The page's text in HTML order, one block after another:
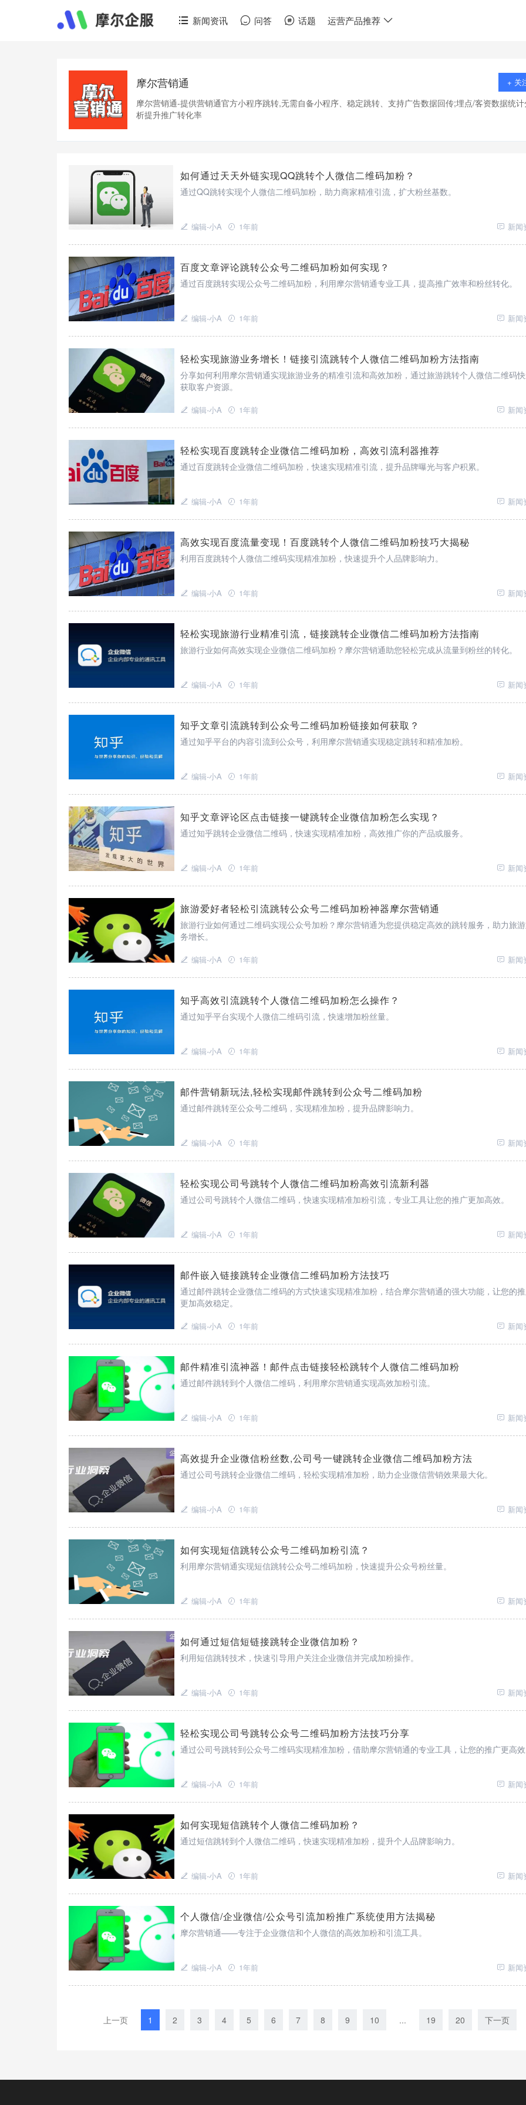
新闻资讯 问答 话题 运营产品推荐
摩尔营销通 + 关
摩尔营销通-提供营销通官方小程序跳转,无需自备小程序、稳定跳转、支持广告数据回传;埋点/客资数据统计
析提升推广转化率
如何通过天天外链实现QQ跳转个人微信二维码加粉？
通过QQ跳转实现个人微信二维码加粉，助力商家精准引流，扩大粉丝基数。
编辑-小A 1年前 新闻
百度文章评论跳转公众号二维码加粉如何实现？
通过百度跳转实现公众号二维码加粉，利用摩尔营销通专业工具，提高推广效率和粉丝转化。
编辑-小A 1年前 新闻
轻松实现旅游业务增长！链接引流跳转个人微信二维码加粉方法指南
分享如何利用摩尔营销通实现旅游业务的精准引流和高效加粉，通过旅游跳转个人微信二维码
获取客户资源。
编辑-小A 1年前 新闻
轻松实现百度跳转企业微信二维码加粉，高效引流利器推荐
通过百度跳转企业微信二维码加粉，快速实现精准引流，提升品牌曝光与客户积累。
编辑-小A 1年前 新闻
高效实现百度流量变现！百度跳转个人微信二维码加粉技巧大揭秘
利用百度跳转个人微信二维码实现精准加粉，快速提升个人品牌影响力。
编辑-小A 1年前 新闻
轻松实现旅游行业精准引流，链接跳转企业微信二维码加粉方法指南
旅游行业如何高效实现企业微信二维码加粉？摩尔营销通助您轻松完成从流量到粉丝的转化。
编辑-小A 1年前 新闻
知乎文章引流跳转到公众号二维码加粉链接如何获取？
通过知乎平台的内容引流到公众号，利用摩尔营销通实现稳定跳转和精准加粉。
编辑-小A 1年前 新闻
知乎文章评论区点击链接一键跳转企业微信加粉怎么实现？
通过知乎跳转企业微信二维码，快速实现精准加粉，高效推广你的产品或服务。
编辑-小A 1年前 新闻
旅游爱好者轻松引流跳转公众号二维码加粉神器摩尔营销通
旅游行业如何通过二维码实现公众号加粉？摩尔营销通为您提供稳定高效的跳转服务，助力旅
务增长。
编辑-小A 1年前 新闻
知乎高效引流跳转个人微信二维码加粉怎么操作？
通过知乎平台实现个人微信二维码引流，快速增加粉丝量。
编辑-小A 1年前 新闻
邮件营销新玩法,轻松实现邮件跳转到公众号二维码加粉
通过邮件跳转至公众号二维码，实现精准加粉，提升品牌影响力。
编辑-小A 1年前 新闻
轻松实现公司号跳转个人微信二维码加粉高效引流新利器
通过公司号跳转个人微信二维码，快速实现精准加粉引流，专业工具让您的推广更加高效。
编辑-小A 1年前 新闻
邮件嵌入链接跳转企业微信二维码加粉方法技巧
通过邮件跳转企业微信二维码的方式快速实现精准加粉，结合摩尔营销通的强大功能，让您的
更加高效稳定。
编辑-小A 1年前 新闻
邮件精准引流神器！邮件点击链接轻松跳转个人微信二维码加粉
通过邮件跳转到个人微信二维码，利用摩尔营销通实现高效加粉引流。
编辑-小A 1年前 新闻
高效提升企业微信粉丝数,公司号一键跳转企业微信二维码加粉方法
通过公司号跳转企业微信二维码，轻松实现精准加粉，助力企业微信营销效果最大化。
编辑-小A 1年前 新闻
如何实现短信跳转公众号二维码加粉引流？
利用摩尔营销通实现短信跳转公众号二维码加粉，快速提升公众号粉丝量。
编辑-小A 1年前 新闻
如何通过短信短链接跳转企业微信加粉？
利用短信跳转技术，快速引导用户关注企业微信并完成加粉操作。
编辑-小A 1年前 新闻
轻松实现公司号跳转公众号二维码加粉方法技巧分享
通过公司号跳转到公众号二维码实现精准加粉，借助摩尔营销通的专业工具，让您的推广更高效
编辑-小A 1年前 新闻
如何实现短信跳转个人微信二维码加粉？
通过短信跳转到个人微信二维码，快速实现精准加粉，提升个人品牌影响力。
编辑-小A 1年前 新闻
个人微信/企业微信/公众号引流加粉推广系统使用方法揭秘
摩尔营销通——专注于企业微信和个人微信的高效加粉和引流工具。
编辑-小A 1年前 新闻
上一页 1 2 3 4 5 6 7 8 9 10 ... 19 20 下一页